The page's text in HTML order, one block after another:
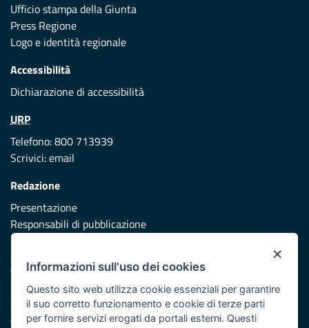
Ufficio stampa della Giunta
Press Regione
Logo e identità regionale
Accessibilità
Dichiarazione di accessibilità
URP
Telefono: 800 713939
Scrivici:email
Redazione
Presentazione
Responsabili di pubblicazione
Vai al sito di Protezione Civile Puglia
Iniziativa finanziata con risorse del POR Puglia 2014/2020 -
Asse XI
×
Informazioni sull'uso dei cookies
Questo sito web utilizza cookie essenziali per garantire
il suo corretto funzionamento e cookie di terze parti
per fornire servizi erogati da portali esterni. Questi